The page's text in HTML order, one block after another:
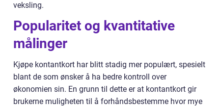
veksling.
Popularitet og kvantitative
målinger
Kjøpe kontantkort har blitt stadig mer populært, spesielt
blant de som ønsker å ha bedre kontroll over
økonomien sin. En grunn til dette er at kontantkort gir
brukerne muligheten til å forhåndsbestemme hvor mye